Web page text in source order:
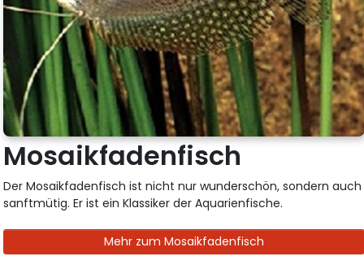
Mosaikfadenfisch
Der Mosaikfadenfisch ist nicht nur wunderschön, sondern auch
sanftmütig. Er ist ein Klassiker der Aquarienfische.
Mehr zum Mosaikfadenfisch